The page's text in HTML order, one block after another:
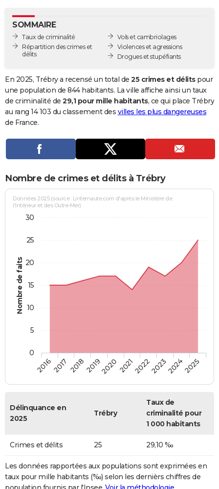
GUIDES D'ACHAT
BONS PLANS
Carte de Noël
Carte Bonne année
Carte Saint-Valentin
Carte Pâques
Carte d'anniversaire
DICTIONNAIRE
Dictionnaire
Biographies
Citations
Expressions
Proverbes
PROGRAMME TV
Se connecter
Entreprises
Service militaire
Avis de recherche
AVIS DE DÉCÈS
Bricolage
Lifestyle
Culture
Sport
Auto
Television
Voyage
Cinema
SOMMAIRE
Taux de criminalité
Répartition des crimes et
délits
Vols et cambriolages
Violences et agressions
Drogues et stupéfiants
En 2025, Trébry a recensé un total de 25 crimes et délitspour
une population de 844 habitants. La ville affiche ainsi un taux
de criminalité de 29,1 pour mille habitants, ce qui place Trébry
au rang 14 103 du classement des villes les plus dangereuses
de France.
Nombre de crimes et délits à Trébry
Nombre de faits
Données 2025 (source : Linternaute.com d'après le Ministère de
l'Intérieur et des Outre-Mer)
20162017 20182019202020212022202320242025
0
5
10
15
20
25
30
Délinquance en
2025
Trébry
Taux de
criminalité pour
1 000 habitants
Crimes et délits 25 29,10 ‰
Les données rapportées aux populations sont exprimées en
taux pour mille habitants (‰) selon les dernièrs chiffres de